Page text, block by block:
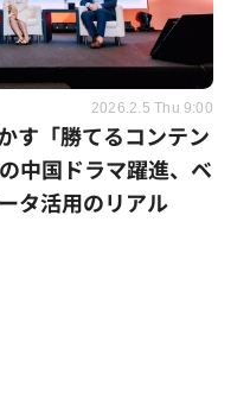
2026.2.5 Thu 9:00
す「勝てるコンテン
中国ドラマ躍進、ベ
タ活用のリアル